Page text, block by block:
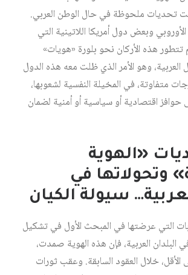
تحديات ملحوظة في حال الوطن العربي.
وبعض دول أمريكا اللاتينية التي
تتطور هذه الأركان نحو بلورة «هويات»
العربية، وهو الأمر الذي ظلت معه هذه الدول
متفاوتة، في المخيلة النفسية لشعوبها،
اقتصادية أو سياسية أو أمنية لضمان
«الهوية
وتحولاتها في
سيولة الكيان
التي عرضتها في المبحث الأول في تشكيل
البلدان العربية، فإن هذه الهوية صمدت،
خلال العقود السابقة. وعقب ثورات